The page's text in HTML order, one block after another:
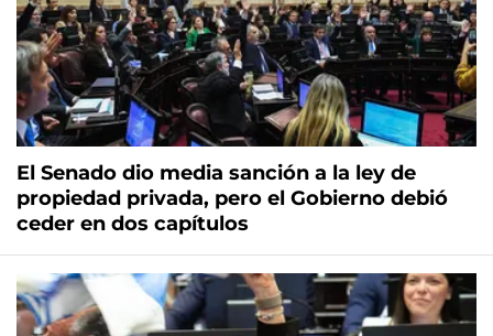
El Senado dio media sanción a la ley de
propiedad privada, pero el Gobierno debió
ceder en dos capítulos